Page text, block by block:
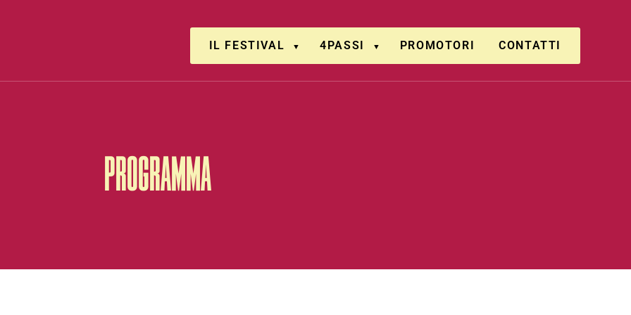
IL FESTIVAL 4PASSI PROMOTORI CONTATTI
PROGRAMMA